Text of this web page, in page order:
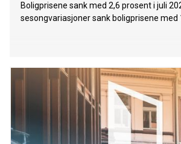
Boligprisene sank med 2,6 prosent i juli
sesongvariasjoner sank boligprisene med